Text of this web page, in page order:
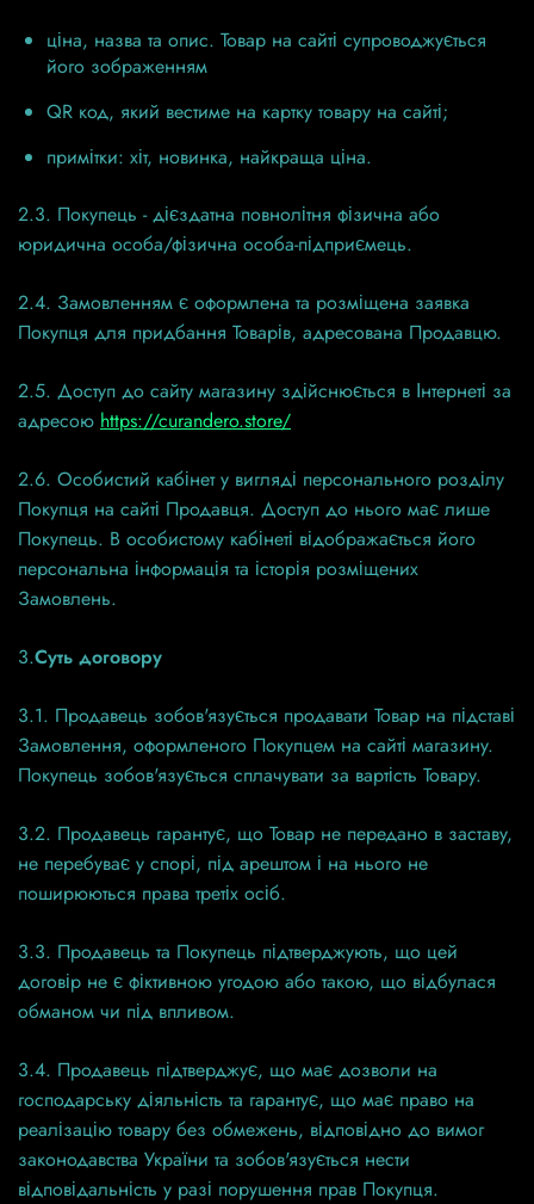
ціна, назва та опис. Товар на сайті супроводжується
його зображенням
QR код, який вестиме на картку товару на сайті;
примітки: хіт, новинка, найкраща ціна.
2.3. Покупець - дієздатна повнолітня фізична або
юридична особа/фізична особа-підприємець.
2.4. Замовленням є оформлена та розміщена заявка
Покупця для придбання Товарів, адресована Продавцю.
2.5. Доступ до сайту магазину здійснюється в Інтернеті за
адресою https://curandero.store/
2.6. Особистий кабінет у вигляді персонального розділу
Покупця на сайті Продавця. Доступ до нього має лише
Покупець. В особистому кабінеті відображається його
персональна інформація та історія розміщених
Замовлень.
3.Суть договору
3.1. Продавець зобов'язується продавати Товар на підставі
Замовлення, оформленого Покупцем на сайті магазину.
Покупець зобов'язується сплачувати за вартість Товару.
3.2. Продавець гарантує, що Товар не передано в заставу,
не перебуває у спорі, під арештом і на нього не
поширюються права третіх осіб.
3.3. Продавець та Покупець підтверджують, що цей
договір не є фіктивною угодою або такою, що відбулася
обманом чи під впливом.
3.4. Продавець підтверджує, що має дозволи на
господарську діяльність та гарантує, що має право на
реалізацію товару без обмежень, відповідно до вимог
законодавства України та зобов'язується нести
відповідальність у разі порушення прав Покупця.